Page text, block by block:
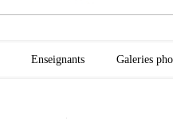
Enseignants Galeries